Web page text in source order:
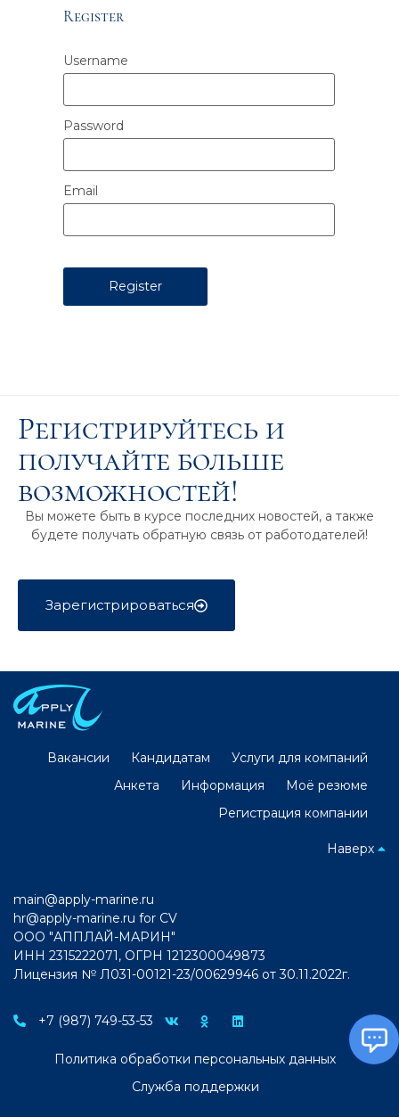
Alternative:
Register
Username
Password
Email
Регистрируйтесь и
получайте больше
возможностей!
Вы можете быть в курсе последних новостей, а также
будете получать обратную связь от работодателей!
Зарегистрироваться
Вакансии Кандидатам
Услуги для компаний
Анкета
Информация
Моё резюме
Регистрация компании
Наверх
main@apply-marine.ru
hr@apply-marine.ru for CV
ООО "АППЛАЙ-МАРИН"
ИНН 2315222071, ОГРН 1212300049873
Лицензия № Л031-00121-23/00629946 от 30.11.2022г.
+7 (987) 749-53-53
Политика обработки персональных данных
Служба поддержки